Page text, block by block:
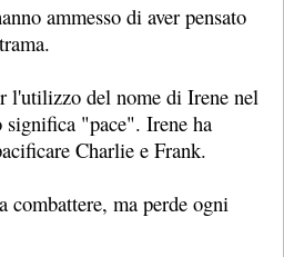
ammesso di aver pensato
l'utilizzo del nome di Irene nel
"pace". Irene ha
Charlie e Frank.
combattere, ma perde ogni